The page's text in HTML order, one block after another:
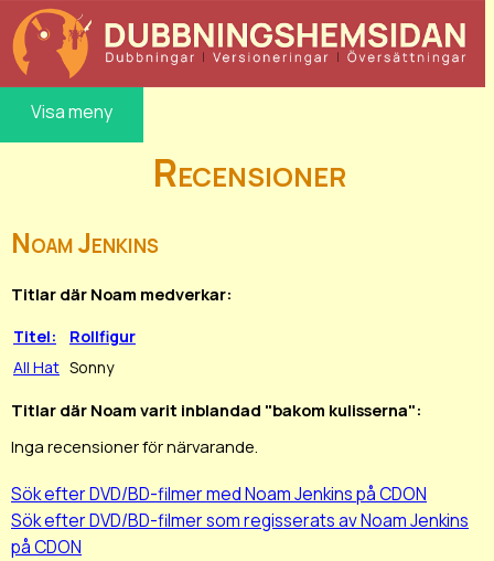
Visa meny
Recensioner
Noam Jenkins
Titlar där Noam medverkar:
Titel:
Rollfigur
All Hat Sonny
Titlar där Noam varit inblandad "bakom kulisserna":
Inga recensioner för närvarande.
Sök efter DVD/BD-filmer med Noam Jenkins på CDON
Sök efter DVD/BD-filmer som regisserats av Noam Jenkins
på CDON